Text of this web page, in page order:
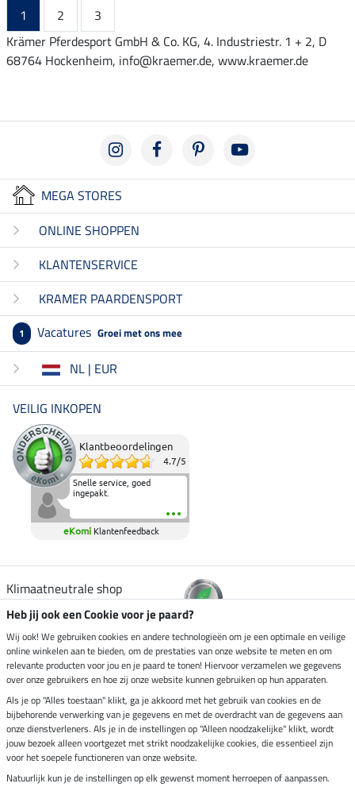
1 2
3
Krämer Pferdesport GmbH & Co. KG, 4. Industriestr. 1 + 2, D
68764 Hockenheim, info@kraemer.de, www.kraemer.de
MEGA STORES
ONLINE SHOPPEN
KLANTENSERVICE
KRAMER PAARDENSPORT
1 Vacatures Groei met ons mee
NL | EUR
VEILIG INKOPEN
Klantbeoordelingen
4.7/5
Snelle service, goed
ingepakt.
eKomi Klantenfeedback
Klimaatneutrale shop
Verzending per
Veilig betalen met
Impressum
Heb jij ook een Cookie voor je paard?
Wij ook! We gebruiken cookies en andere technologieën om je een optimale en veilige
online winkelen aan te bieden, om de prestaties van onze website te meten en om
relevante producten voor jou en je paard te tonen! Hiervoor verzamelen we gegevens
over onze gebruikers en hoe zij onze website kunnen gebruiken op hun apparaten.
Als je op "Alles toestaan" klikt, ga je akkoord met het gebruik van cookies en de
bijbehorende verwerking van je gegevens en met de overdracht van de gegevens aan
onze dienstverleners. Als je in de instellingen op "Alleen noodzakelijke" klikt, wordt
jouw bezoek alleen voortgezet met strikt noodzakelijke cookies, die essentieel zijn
voor het soepele functioneren van onze website.
Natuurlijk kun je de instellingen op elk gewenst moment herroepen of aanpassen.